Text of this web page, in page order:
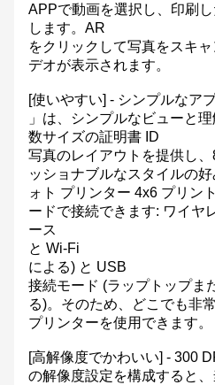
APPで動画を選択し、印刷
します。AR
をクリックして写真をスキ
デオが表示されます。
[使いやすい] - シンプルなア
」は、シンプルなビューと
数サイズの証明書 ID
写真のレイアウトを提供し
ッショナブルなスタイルの
ォト プリンター 4x6 プリン
ードで接続できます: ワイヤ
ース
と Wi-Fi
による) と USB
接続モード (ラップトップま
る)。そのため、どこでも非
プリンターを使用できます。
[高解像度でかわいい] - 300
の解像度設定を構成すると